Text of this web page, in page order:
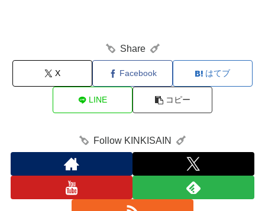
Share
X Facebook はてブ
LINE コピー
Follow KINKISAIN